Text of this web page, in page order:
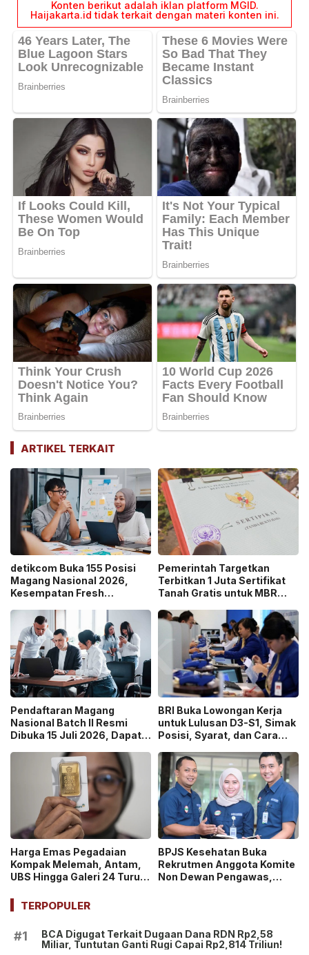
ARTIKEL TERKAIT
detikcom Buka 155 Posisi
Magang Nasional 2026,
Kesempatan Fresh
Media Digital!
Pemerintah Targetkan
Terbitkan 1 Juta Sertifikat
Tanah Gratis untuk MBR
Pendaftaran Magang
Nasional Batch II Resmi
Dibuka 15 Juli 2026, Dapat
BRI Buka Lowongan Kerja
untuk Lulusan D3-S1, Simak
Posisi, Syarat, dan Cara
Harga Emas Pegadaian
Kompak Melemah, Antam,
UBS Hingga Galeri 24 Turun
BPJS Kesehatan Buka
Rekrutmen Anggota Komite
Non Dewan Pengawas,
TERPOPULER
#1
BCA Digugat Terkait Dugaan Dana RDN Rp2,58
Miliar, Tuntutan Ganti Rugi Capai Rp2,814 Triliun!